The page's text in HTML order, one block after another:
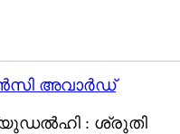
അവാര്‍ഡ്‌
: ശ്രുതി